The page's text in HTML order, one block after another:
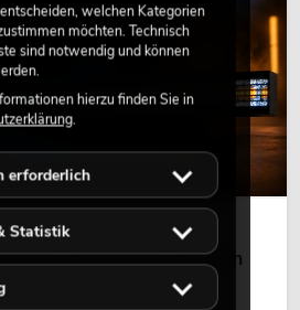
Lichtdesign: Warum
wirkt
welchen Kategorien
möchten. Technisch
sind notwendig und können
hierzu finden Sie in
.
erforderlich
Statistik